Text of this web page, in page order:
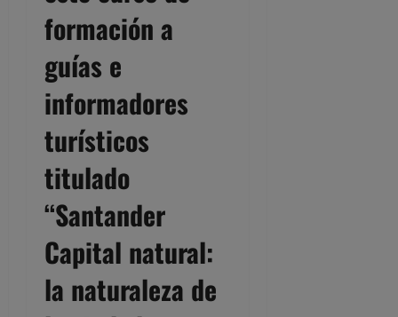
formación a
guías e
informadores
turísticos
titulado
“Santander
Capital natural:
la naturaleza de